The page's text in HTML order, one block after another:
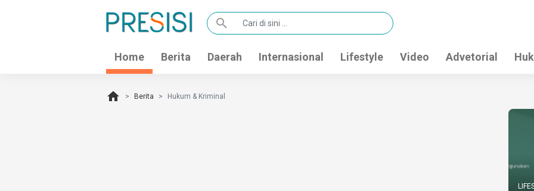
search
Home Berita Daerah Internasional Lifestyle Video Advetorial
home Berita Hukum & Kriminal